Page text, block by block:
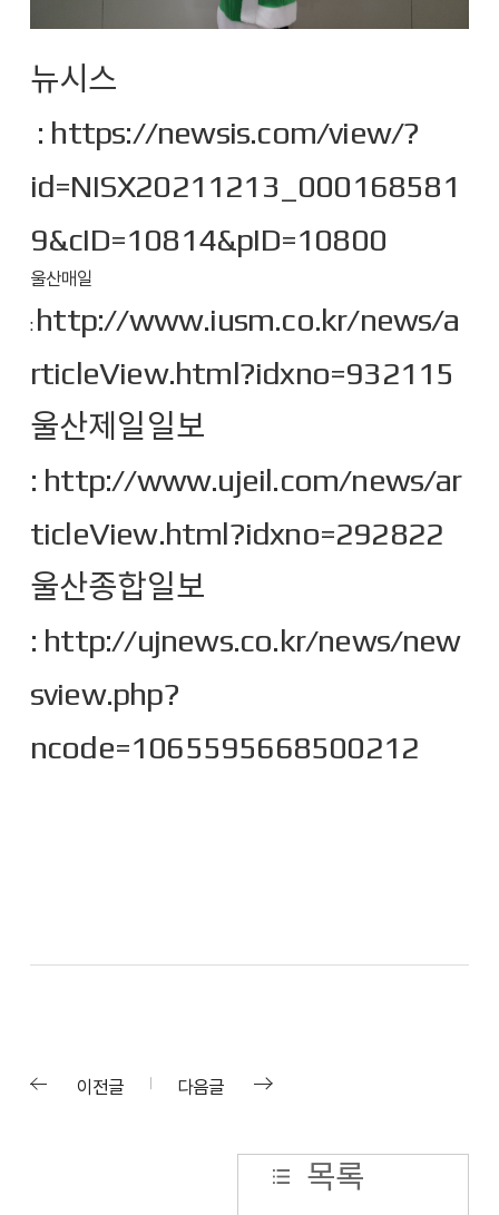
뉴시스
: https://newsis.com/view/?
id=NISX20211213_000168581
9&cID=10814&pID=10800
울산매일
: http://www.iusm.co.kr/news/a
rticleView.html?idxno=932115
울산제일일보
: http://www.ujeil.com/news/ar
ticleView.html?idxno=292822
울산종합일보
: http://ujnews.co.kr/news/new
sview.php?
ncode=1065595668500212
이전글 다음글
목록